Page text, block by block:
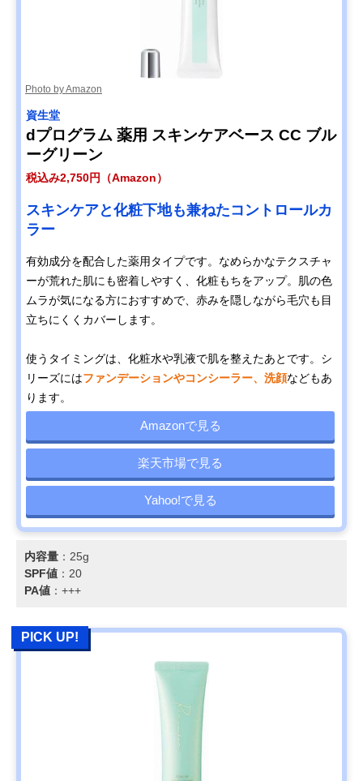
Photo by Amazon
資生堂
dプログラム 薬用 スキンケアベース CC ブル
ーグリーン
税込み2,750円（Amazon）
スキンケアと化粧下地も兼ねたコントロールカ
ラー
有効成分を配合した薬用タイプです。なめらかなテクスチャ
ーが荒れた肌にも密着しやすく、化粧もちをアップ。肌の色
ムラが気になる方におすすめで、赤みを隠しながら毛穴も目
立ちにくくカバーします。
使うタイミングは、化粧水や乳液で肌を整えたあとです。シ
リーズにはファンデーションやコンシーラー、洗顔などもあ
ります。
Amazonで見る
楽天市場で見る
Yahoo!で見る
内容量 ：25g
SPF値 ：20
PA値 ：+++
PICK UP!